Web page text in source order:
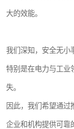
大的效能。
我们深知，安全无小
特别是在电力与工业
失。
因此，我们希望通
企业和机构提供可靠